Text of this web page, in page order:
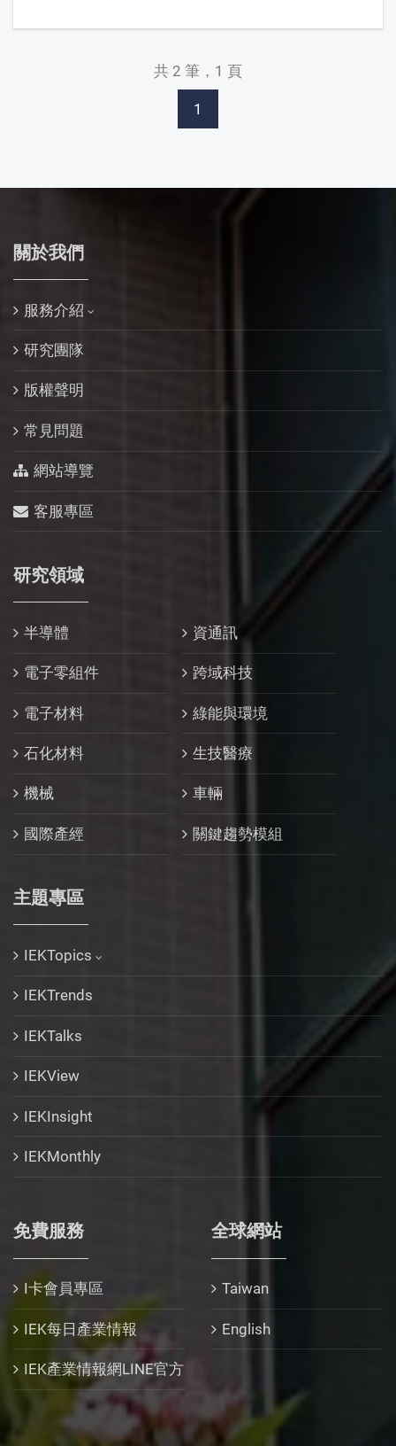
共 2 筆，1 頁
1
關於我們
服務介紹
研究團隊
版權聲明
常見問題
網站導覽
客服專區
研究領域
半導體 資通訊
電子零組件 跨域科技
電子材料 綠能與環境
石化材料 生技醫療
機械 車輛
國際產經 關鍵趨勢模組
主題專區
IEKTopics
IEKTrends
IEKTalks
IEKView
IEKInsight
IEKMonthly
免費服務
I卡會員專區
IEK每日產業情報
IEK產業情報網LINE官方
全球網站
Taiwan
English